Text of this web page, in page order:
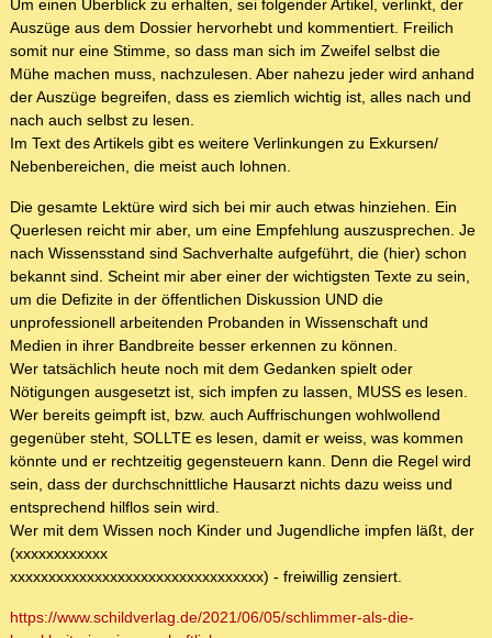
Um einen Überblick zu erhalten, sei folgender Artikel, verlinkt, der
Auszüge aus dem Dossier hervorhebt und kommentiert. Freilich
somit nur eine Stimme, so dass man sich im Zweifel selbst die
Mühe machen muss, nachzulesen. Aber nahezu jeder wird anhand
der Auszüge begreifen, dass es ziemlich wichtig ist, alles nach und
nach auch selbst zu lesen.
Im Text des Artikels gibt es weitere Verlinkungen zu Exkursen/
Nebenbereichen, die meist auch lohnen.
Die gesamte Lektüre wird sich bei mir auch etwas hinziehen. Ein
Querlesen reicht mir aber, um eine Empfehlung auszusprechen. Je
nach Wissensstand sind Sachverhalte aufgeführt, die (hier) schon
bekannt sind. Scheint mir aber einer der wichtigsten Texte zu sein,
um die Defizite in der öffentlichen Diskussion UND die
unprofessionell arbeitenden Probanden in Wissenschaft und
Medien in ihrer Bandbreite besser erkennen zu können.
Wer tatsächlich heute noch mit dem Gedanken spielt oder
Nötigungen ausgesetzt ist, sich impfen zu lassen, MUSS es lesen.
Wer bereits geimpft ist, bzw. auch Auffrischungen wohlwollend
gegenüber steht, SOLLTE es lesen, damit er weiss, was kommen
könnte und er rechtzeitig gegensteuern kann. Denn die Regel wird
sein, dass der durchschnittliche Hausarzt nichts dazu weiss und
entsprechend hilflos sein wird.
Wer mit dem Wissen noch Kinder und Jugendliche impfen läßt, der
(xxxxxxxxxxxx
xxxxxxxxxxxxxxxxxxxxxxxxxxxxxxxxx) - freiwillig zensiert.
https://www.schildverlag.de/2021/06/05/schlimmer-als-die-